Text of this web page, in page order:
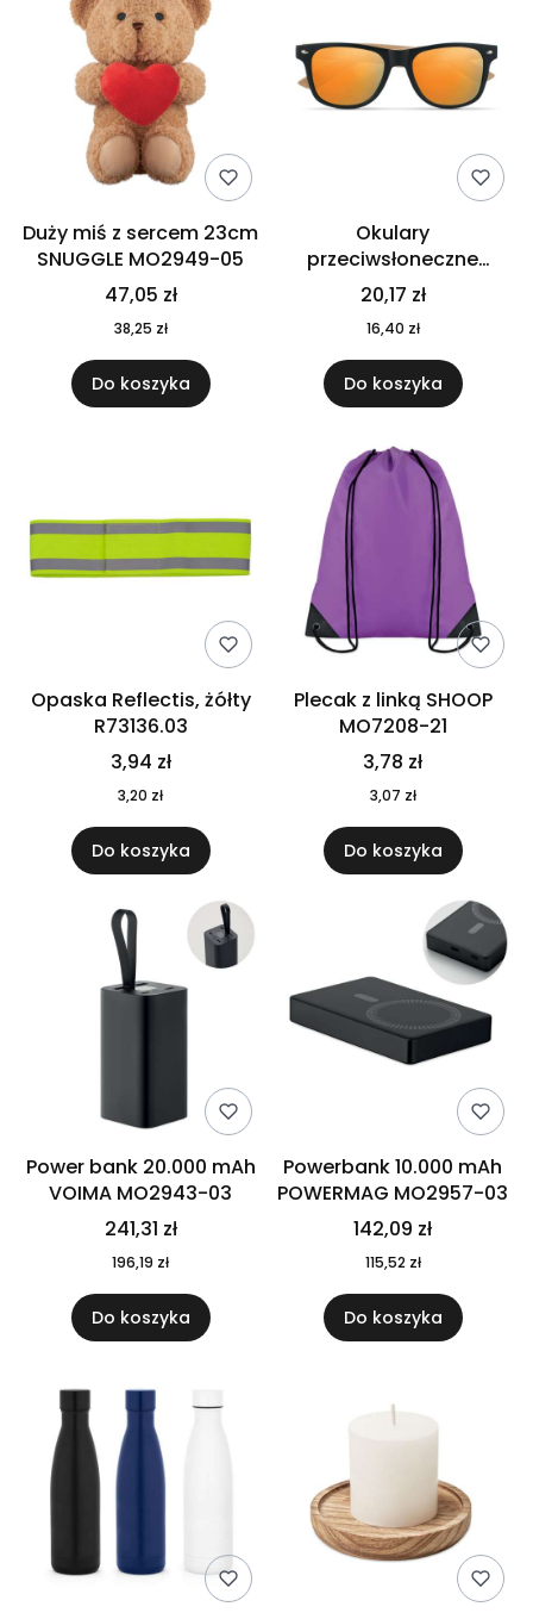
Duży miś z sercem 23cm
SNUGGLE MO2949-05
47,05 zł
38,25 zł
Do koszyka
Okulary
przeciwsłoneczne
CALIFORNIA TOUCH
MO9617-10
20,17 zł
16,40 zł
Do koszyka
Opaska Reflectis, żółty
R73136.03
3,94 zł
3,20 zł
Do koszyka
Plecak z linką SHOOP
MO7208-21
3,78 zł
3,07 zł
Do koszyka
Power bank 20.000 mAh
VOIMA MO2943-03
241,31 zł
196,19 zł
Do koszyka
Powerbank 10.000 mAh
POWERMAG MO2957-03
142,09 zł
115,52 zł
Do koszyka